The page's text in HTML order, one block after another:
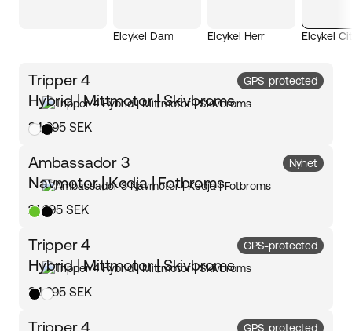
elcykel hos oss och upptäck hur bekväm cykling kan
Elcykel Dam Elcykel Herr Elcykel
Tripper 4
Hybrid | Mittmotor | Skivbroms
34 995 SEK
GPS-protected
Ambassador 3
Navmotor | Kedja | Fotbroms
21 995 SEK
Nyhet
Tripper 4
Hybrid | Mittmotor | Skivbroms
34 995 SEK
GPS-protected
Tripper 4
GPS-protected